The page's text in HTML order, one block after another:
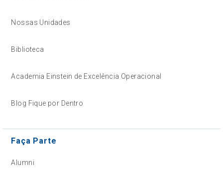
Nossas Unidades
Biblioteca
Academia Einstein de Excelência Operacional
Blog Fique por Dentro
Faça Parte
Alumni